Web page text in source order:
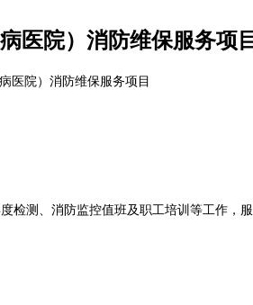
医院）消防维保服务项
医院）消防维保服务项目
检测、消防监控值班及职工培训等工作，